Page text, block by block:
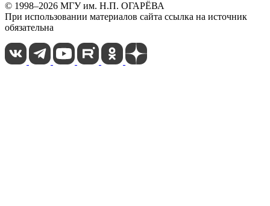
© 1998–2026 МГУ им. Н.П. ОГАРЁВА
При использовании материалов сайта ссылка на источник
обязательна